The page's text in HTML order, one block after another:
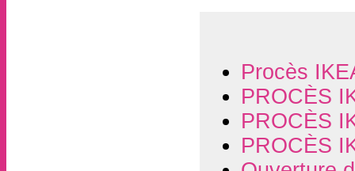
Procès
PROCÈS
PROCÈS
PROCÈS